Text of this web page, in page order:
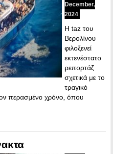
December,
2024
H taz του
Βερολίνου
φιλοξενεί
εκτενέστατο
ρεπορτάζ
σχετικά με το
τραγικό
περασμένο χρόνο, όπου